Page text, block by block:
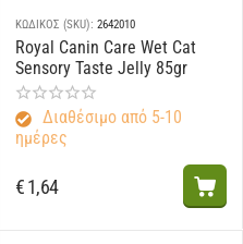
ΚΩΔΙΚΟΣ (SKU): 2642010
Royal Canin Care Wet Cat
Sensory Taste Jelly 85gr
Διαθέσιμο από 5-10
ημέρες
€1,64